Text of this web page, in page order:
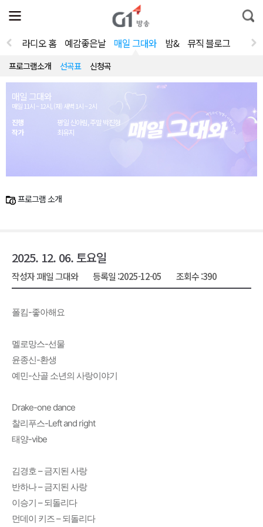
전
체
뉴
열
통
합
라디오 홈 예감좋은날 매일 그대와 밤& 뮤직 블로그
프로그램소개 선곡표 신청곡
매일 그대와
매일 11시 ~ 12시, (재) 새벽 1시 ~ 2시
진행
평일 신아림, 주말 박진형
작가
최유지
프로그램 소개
2025. 12. 06. 토요일
작성자 :매일 그대와 등록일 :2025-12-05 조회수 :390
폴킴-좋아해요
멜로망스-선물
윤종신-환생
예민-산골 소년의 사랑이야기
Drake-one dance
찰리푸스-Left and right
태양-vibe
김경호 – 금지된 사랑
반하나 – 금지된 사랑
이승기 – 되돌리다
먼데이 키즈 – 되돌리다